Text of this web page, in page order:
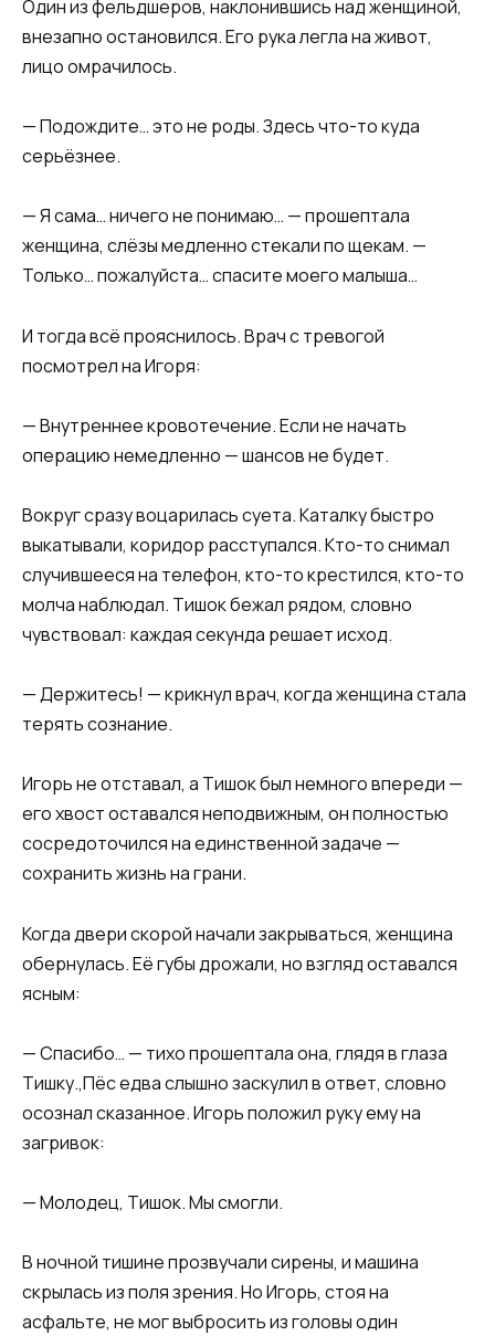
Один из фельдшеров, наклонившись над женщиной,
внезапно остановился. Его рука легла на живот,
лицо омрачилось.
— Подождите… это не роды. Здесь что-то куда
серьёзнее.
— Я сама… ничего не понимаю… — прошептала
женщина, слёзы медленно стекали по щекам. —
Только… пожалуйста… спасите моего малыша…
И тогда всё прояснилось. Врач с тревогой
посмотрел на Игоря:
— Внутреннее кровотечение. Если не начать
операцию немедленно — шансов не будет.
Вокруг сразу воцарилась суета. Каталку быстро
выкатывали, коридор расступался. Кто-то снимал
случившееся на телефон, кто-то крестился, кто-то
молча наблюдал. Тишок бежал рядом, словно
чувствовал: каждая секунда решает исход.
— Держитесь! — крикнул врач, когда женщина стала
терять сознание.
Игорь не отставал, а Тишок был немного впереди —
его хвост оставался неподвижным, он полностью
сосредоточился на единственной задаче —
сохранить жизнь на грани.
Когда двери скорой начали закрываться, женщина
обернулась. Её губы дрожали, но взгляд оставался
ясным:
— Спасибо… — тихо прошептала она, глядя в глаза
Тишку.,Пёс едва слышно заскулил в ответ, словно
осознал сказанное. Игорь положил руку ему на
загривок:
— Молодец, Тишок. Мы смогли.
В ночной тишине прозвучали сирены, и машина
скрылась из поля зрения. Но Игорь, стоя на
асфальте, не мог выбросить из головы один